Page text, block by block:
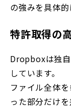
の強みを具体的
特許取得の
Dropboxは独
しています。
ファイル全体
った部分だけ